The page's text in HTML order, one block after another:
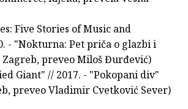
Five Stories of Music and
- "Nokturna: Pet priča o glazbi i
preveo Miloš Đurđević)
Giant" // 2017. - "Pokopani div"
preveo Vladimir Cvetković Sever)